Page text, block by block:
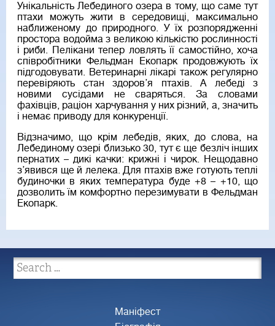
Унікальність Лебединого озера в тому, що саме тут
птахи можуть жити в середовищі, максимально
наближеному до природного. У їх розпорядженні
простора водойма з великою кількістю рослинності
і риби. Пелікани тепер ловлять її самостійно, хоча
співробітники Фельдман Екопарк продовжують їх
підгодовувати. Ветеринарні лікарі також регулярно
перевіряють стан здоров’я птахів. А лебеді з
новими сусідами не сваряться. За словами
фахівців, раціон харчування у них різний, а, значить
і немає приводу для конкуренції.
Відзначимо, що крім лебедів, яких, до слова, на
Лебединому озері близько 30, тут є ще безліч інших
пернатих – дикі качки: крижні і чирок. Нещодавно
з’явився ще й лелека. Для птахів вже готують теплі
будиночки в яких температура буде +8 – +10, що
дозволить їм комфортно перезимувати в Фельдман
Екопарк.
Маніфест